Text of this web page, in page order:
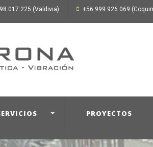
(Valdivia) +56 999.926.069
PROYECTOS